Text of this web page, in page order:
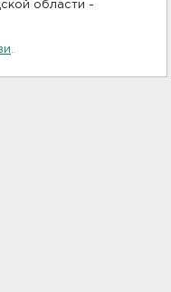
области -